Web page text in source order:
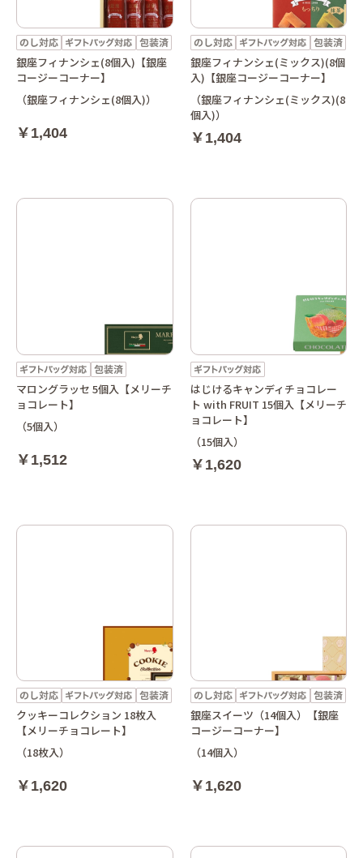
銀座フィナンシェ(8個入)【銀座
コージーコーナー】
（銀座フィナンシェ(8個入)）
￥1,404
銀座フィナンシェ(ミックス)(8個
入)【銀座コージーコーナー】
（銀座フィナンシェ(ミックス)(8
個入)）
￥1,404
マロングラッセ 5個入【メリーチ
ョコレート】
（5個入）
￥1,512
はじけるキャンディチョコレー
ト with FRUIT 15個入【メリーチ
ョコレート】
（15個入）
￥1,620
クッキーコレクション 18枚入
【メリーチョコレート】
（18枚入）
￥1,620
銀座スイーツ（14個入）【銀座
コージーコーナー】
（14個入）
￥1,620